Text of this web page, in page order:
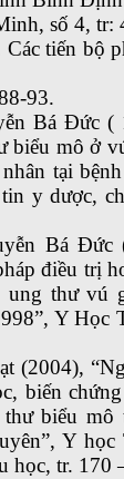
số 4, tr:
tiến bộ
93.
Bá Đức (
biểu mô ở
tại
y dược,
Bá Đức
điều trị
ung thư vú
Y Học
(2004),
biến
biểu mô
Y
học, tr. 170